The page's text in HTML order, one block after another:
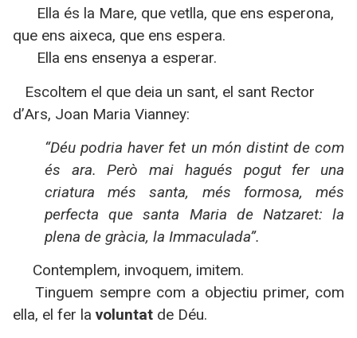
Ella és la Mare, que vetlla, que ens esperona,
que ens aixeca, que ens espera.
Ella ens ensenya a esperar.
Escoltem el que deia un sant, el sant Rector
d’Ars, Joan Maria Vianney:
“Déu podria haver fet un món distint de com
és ara. Però mai hagués pogut fer una
criatura més santa, més formosa, més
perfecta que santa Maria de Natzaret: la
plena de gràcia, la Immaculada”.
Contemplem, invoquem, imitem.
Tinguem sempre com a objectiu primer, com
ella, el fer lavoluntat de Déu.